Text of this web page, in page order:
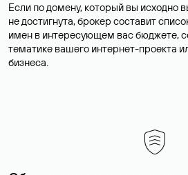
Если по домену, который вы исходно
не достигнута, брокер составит
имен в интересующем вас бюджете,
тематике вашего интернет-проекта
бизнеса.